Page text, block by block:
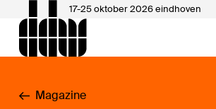
17-25 oktober 2026 eindhoven
Magazine